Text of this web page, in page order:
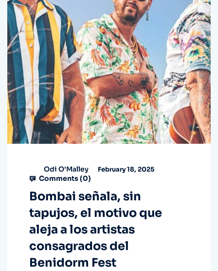
Odi O'Malley February 18, 2025
Comments (0)
Bombai señala, sin
tapujos, el motivo que
aleja a los artistas
consagrados del
Benidorm Fest